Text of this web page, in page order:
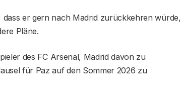
er gern nach Madrid zurückkehren würde,
Pläne.
des FC Arsenal, Madrid davon zu
für Paz auf den Sommer 2026 zu